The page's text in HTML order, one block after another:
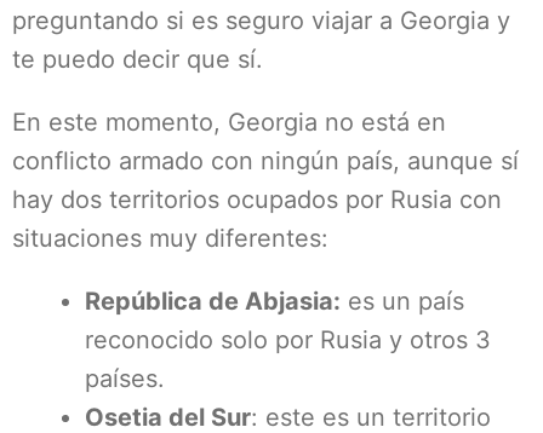
preguntando si es seguro viajar a Georgia y
te puedo decir que sí.
En este momento, Georgia no está en
conflicto armado con ningún país, aunque sí
hay dos territorios ocupados por Rusia con
situaciones muy diferentes:
República de Abjasia: es un país
reconocido solo por Rusia y otros 3
países.
Osetia del Sur: este es un territorio